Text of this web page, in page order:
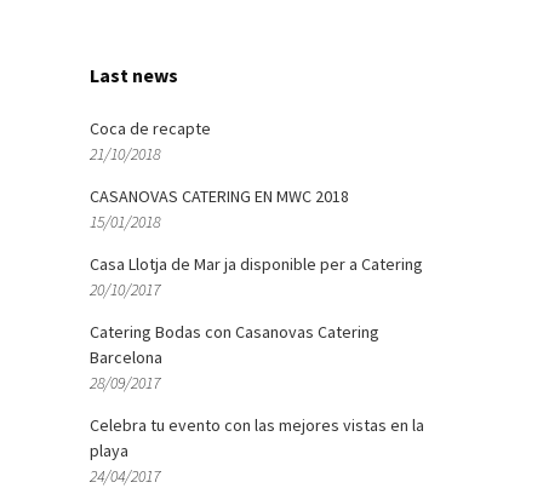
Last news
Coca de recapte
21/10/2018
CASANOVAS CATERING EN MWC 2018
15/01/2018
Casa Llotja de Mar ja disponible per a Catering
20/10/2017
Catering Bodas con Casanovas Catering
Barcelona
28/09/2017
Celebra tu evento con las mejores vistas en la
playa
24/04/2017